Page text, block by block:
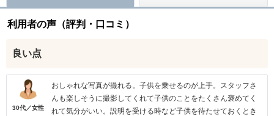
利用者の声（評判・口コミ）
良い点
30代／女性
おしゃれな写真が撮れる。子供を乗せるのが上手。スタッフさ
んも楽しそうに撮影してくれて子供のことをたくさん褒めてく
れて気分がいい。説明を受ける時など子供を待たせておくとき